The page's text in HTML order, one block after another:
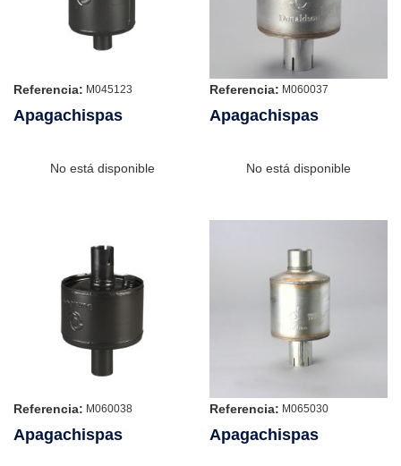
Referencia: M045123
Apagachispas
No está disponible
Referencia: M060037
Apagachispas
No está disponible
Referencia: M060038
Apagachispas
Referencia: M065030
Apagachispas